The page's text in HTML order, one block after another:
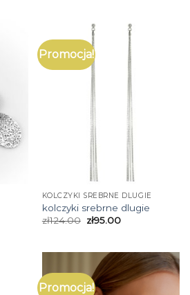
Promocja!
KOLCZYKI SREBRNE DLUGIE
kolczyki srebrne dlugie
zł124.00 zł95.00
Promocja!